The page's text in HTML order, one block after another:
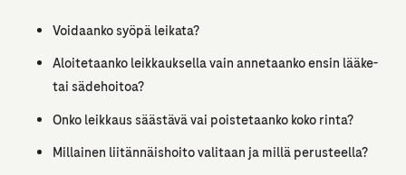
Voidaanko syöpä leikata?
Aloitetaanko leikkauksella vain annetaanko ensin lääke-
tai sädehoitoa?
Onko leikkaus säästävä vai poistetaanko koko rinta?
Millainen liitännäishoito valitaan ja millä perusteella?